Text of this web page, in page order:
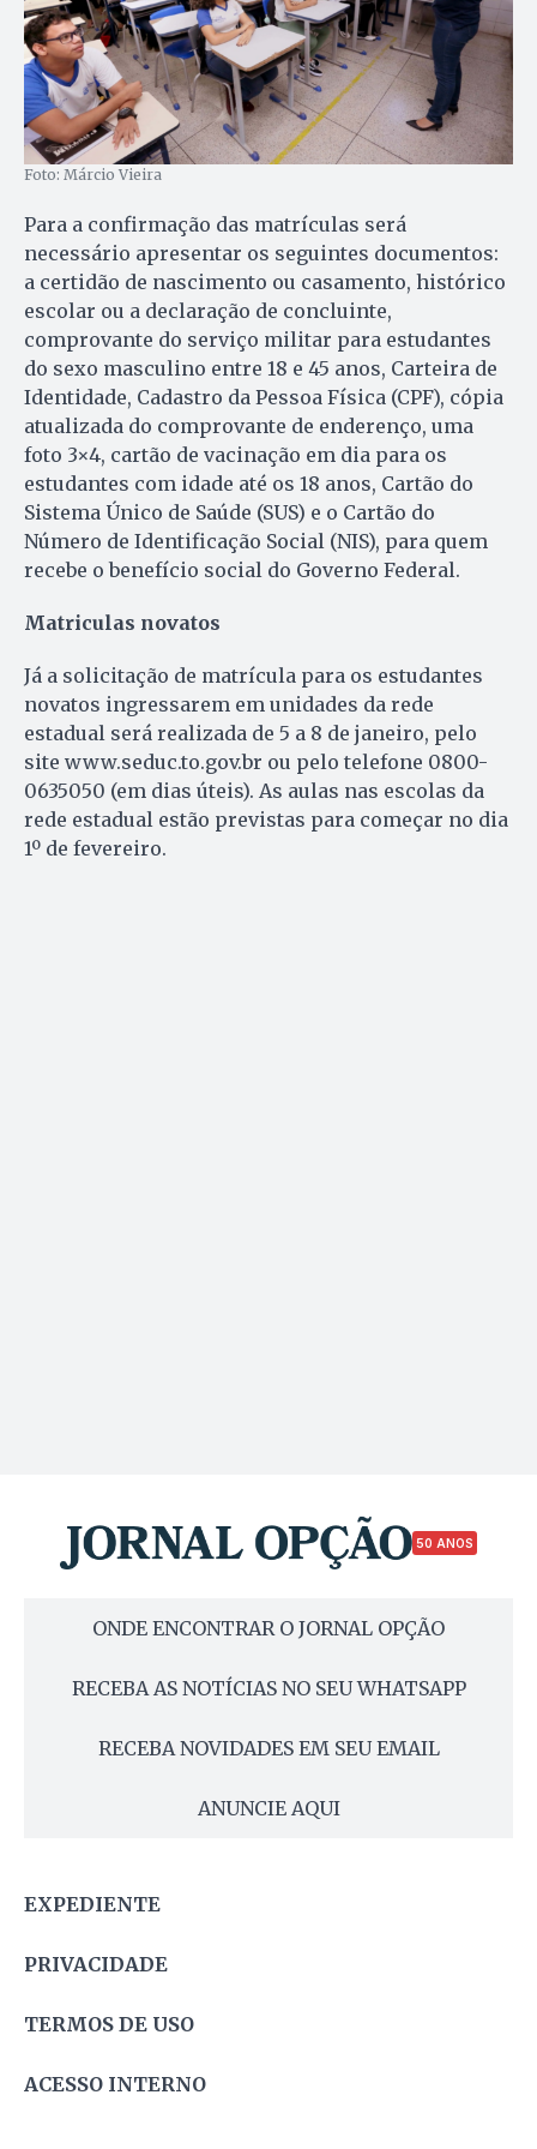
Foto: Márcio Vieira
Para a confirmação das matrículas será
necessário apresentar os seguintes documentos:
a certidão de nascimento ou casamento, histórico
escolar ou a declaração de concluinte,
comprovante do serviço militar para estudantes
do sexo masculino entre 18 e 45 anos, Carteira de
Identidade, Cadastro da Pessoa Física (CPF), cópia
atualizada do comprovante de enderenço, uma
foto 3×4, cartão de vacinação em dia para os
estudantes com idade até os 18 anos, Cartão do
Sistema Único de Saúde (SUS) e o Cartão do
Número de Identificação Social (NIS), para quem
recebe o benefício social do Governo Federal.
Matriculas novatos
Já a solicitação de matrícula para os estudantes
novatos ingressarem em unidades da rede
estadual será realizada de 5 a 8 de janeiro, pelo
site www.seduc.to.gov.br ou pelo telefone 0800-
0635050 (em dias úteis). As aulas nas escolas da
rede estadual estão previstas para começar no dia
1º de fevereiro.
50 ANOS
ONDE ENCONTRAR O JORNAL OPÇÃO
RECEBA AS NOTÍCIAS NO SEU WHATSAPP
RECEBA NOVIDADES EM SEU EMAIL
ANUNCIE AQUI
EXPEDIENTE
PRIVACIDADE
TERMOS DE USO
ACESSO INTERNO